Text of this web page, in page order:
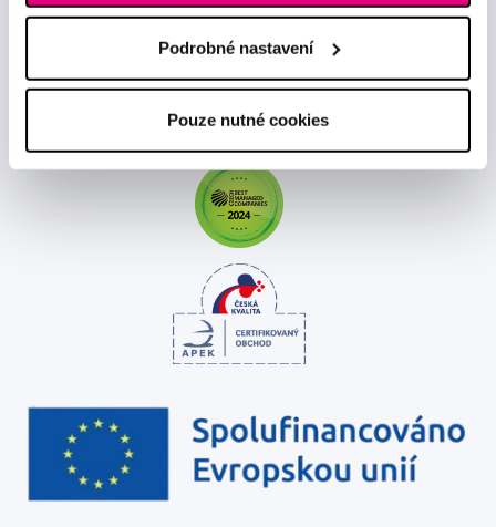
Podrobné nastavení
Pouze nutné cookies
zpracováním osobních údajůpro tyto účely.